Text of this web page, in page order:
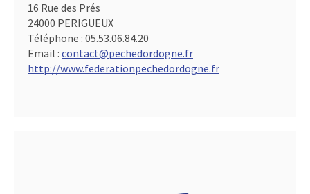
16 Rue des Prés
24000 PERIGUEUX
Téléphone : 05.53.06.84.20
Email : contact@pechedordogne.fr
http://www.federationpechedordogne.fr